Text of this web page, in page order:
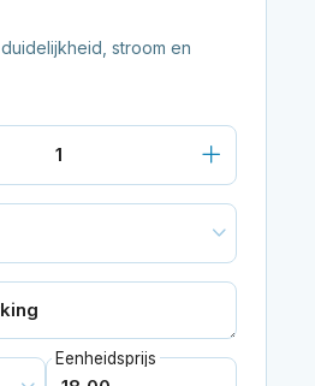
stroom en
Eenheidsprijs